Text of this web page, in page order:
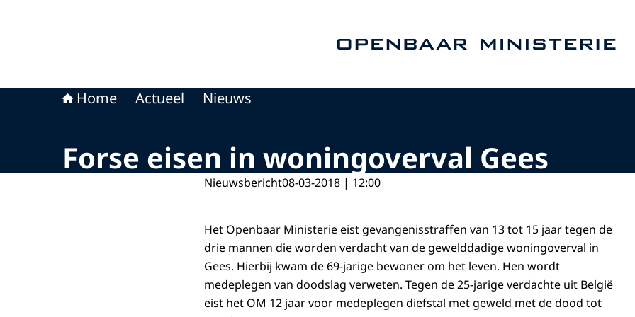
Home Actueel Nieuws
Forse eisen in woningoverval Gees
Nieuwsbericht08-03-2018 | 12:00
Het Openbaar Ministerie eist gevangenisstraffen van 13 tot 15 jaar tegen de
drie mannen die worden verdacht van de gewelddadige woningoverval in
Gees. Hierbij kwam de 69-jarige bewoner om het leven. Hen wordt
medeplegen van doodslag verweten. Tegen de 25-jarige verdachte uit België
eist het OM 12 jaar voor medeplegen diefstal met geweld met de dood tot